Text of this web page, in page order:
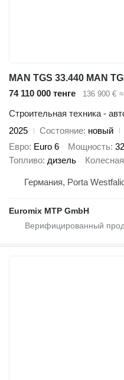
74 110 000 тенге 136 900 €
Строительная техника -
2025
Состояние новый
Евро Euro 6 Мощность
Топливо дизель
Германия, Porta
Euromix MTP GmbH